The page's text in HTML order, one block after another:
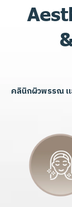
คลินิกผิวพรรณ แ